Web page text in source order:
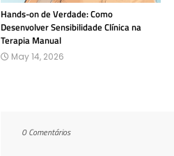
Hands-on de Verdade: Como
Desenvolver Sensibilidade Clínica na
Terapia Manual
May 14, 2026
0 Comentários